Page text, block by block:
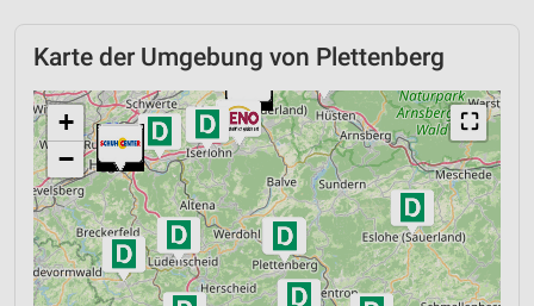
Karte der Umgebung von Plettenberg
⛶
+
−